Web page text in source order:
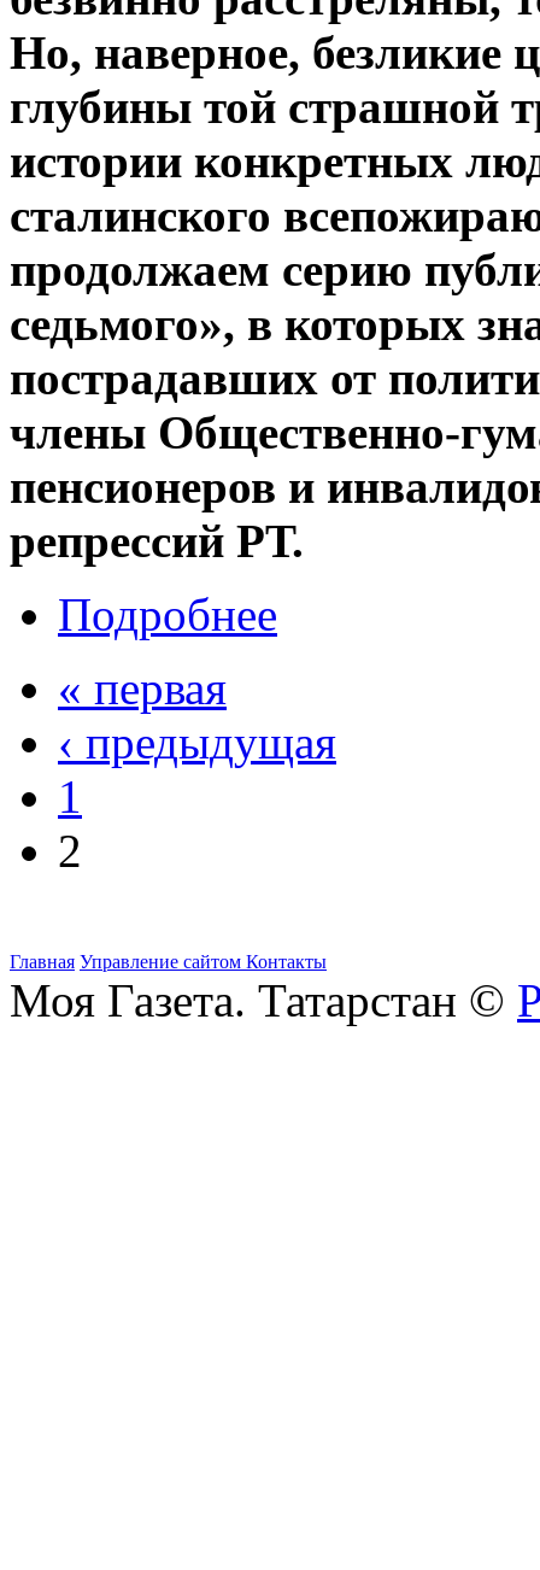
Но, наверное, безликие
глубины той страшной
истории конкретных
сталинского
продолжаем серию
седьмого», в которых
пострадавших от
члены Общественно-
пенсионеров и
репрессий РТ.
Подробнее
« первая
‹ предыдущая
1
2
Главная Управление сайтом Контакты
Моя Газета. Татарстан ©